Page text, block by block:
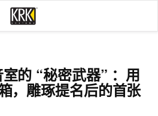
的 “秘密武器” ：用
，雕琢提名后的首张